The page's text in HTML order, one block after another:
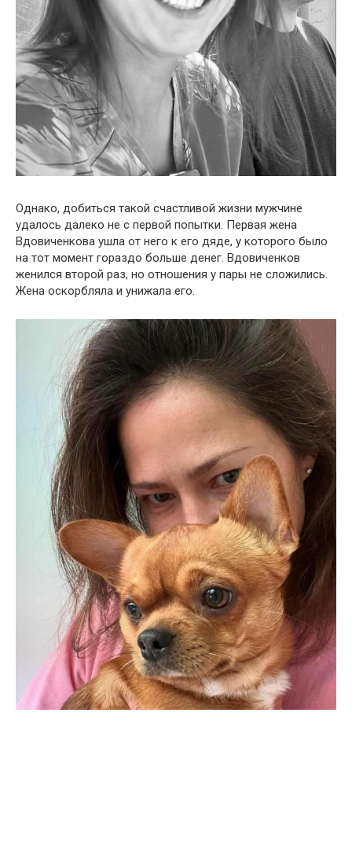
Однако, добиться такой счастливой жизни мужчине
удалось далеко не с первой попытки. Первая жена
Вдовиченкова ушла от него к его дяде, у которого было
на тот момент гораздо больше денег. Вдовиченков
женился второй раз, но отношения у пары не сложились.
Жена оскорбляла и унижала его.